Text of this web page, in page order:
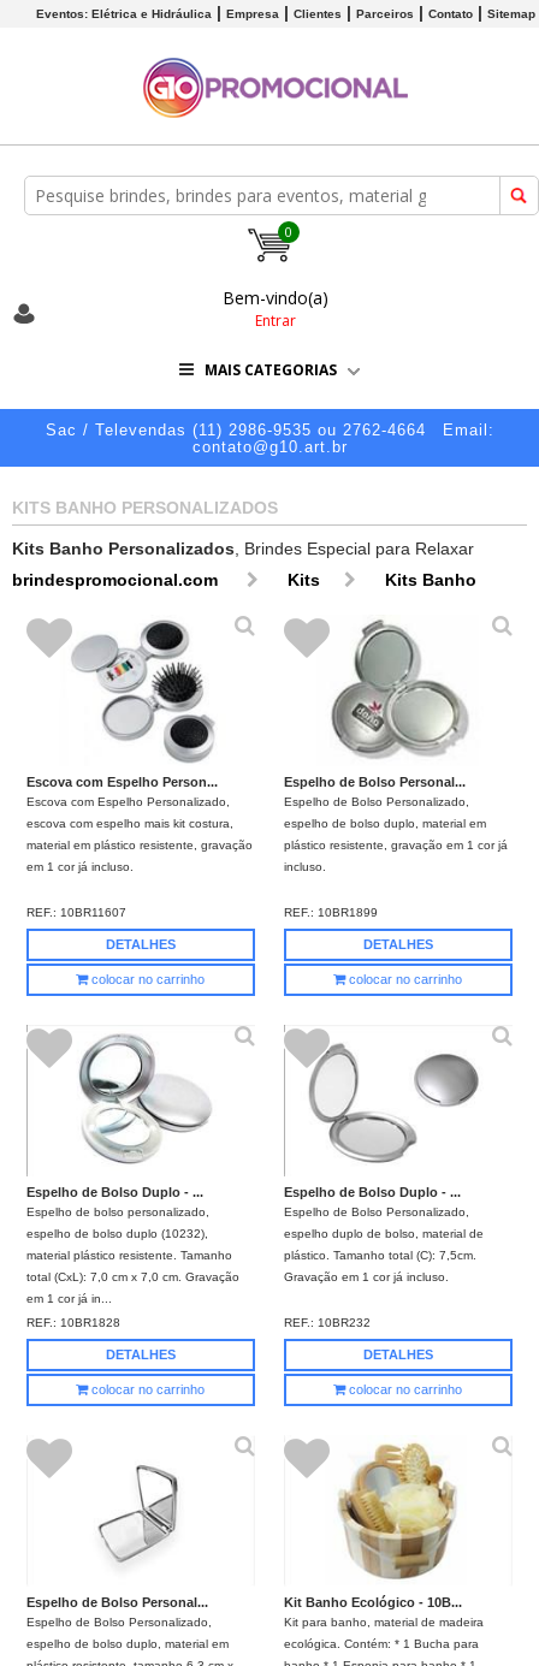
Eventos: Elétrica e Hidráulica Empresa Clientes Parceiros Contato Sitemap
0
Bem-vindo(a)
Entrar
MAIS CATEGORIAS
Sac / Televendas (11) 2986-9535 ou 2762-4664
Email:
contato@g10.art.br
KITS BANHO PERSONALIZADOS
Kits Banho Personalizados , Brindes Especial para Relaxar
brindespromocional.com
Kits Kits Banho
Escova com Espelho Person...
Escova com Espelho Personalizado,
escova com espelho mais kit costura,
material em plástico resistente, gravação
em 1 cor já incluso.
REF.: 10BR11607
DETALHES
colocar no carrinho
Espelho de Bolso Personal...
Espelho de Bolso Personalizado,
espelho de bolso duplo, material em
plástico resistente, gravação em 1 cor já
incluso.
REF.: 10BR1899
DETALHES
colocar no carrinho
Espelho de Bolso Duplo - ...
Espelho de bolso personalizado,
espelho de bolso duplo (10232),
material plástico resistente. Tamanho
total (CxL): 7,0 cm x 7,0 cm. Gravação
em 1 cor já in...
REF.: 10BR1828
DETALHES
colocar no carrinho
Espelho de Bolso Duplo - ...
Espelho de Bolso Personalizado,
espelho duplo de bolso, material de
plástico. Tamanho total (C): 7,5cm.
Gravação em 1 cor já incluso.
REF.: 10BR232
DETALHES
colocar no carrinho
Espelho de Bolso Personal...
Espelho de Bolso Personalizado,
espelho de bolso duplo, material em
Kit Banho Ecológico - 10B...
Kit para banho, material de madeira
ecológica. Contém: * 1 Bucha para